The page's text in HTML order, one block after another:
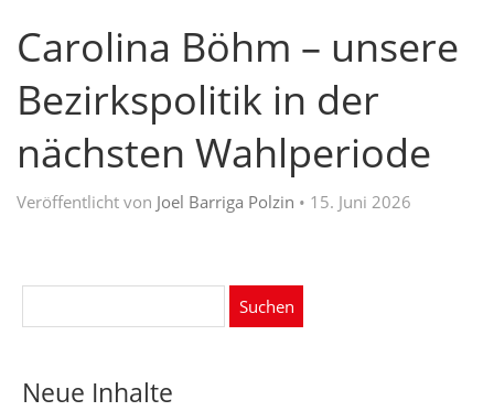
Carolina Böhm – unsere
Bezirkspolitik in der
nächsten Wahlperiode
Veröffentlicht von Joel Barriga Polzin • 15. Juni 2026
Neue Inhalte